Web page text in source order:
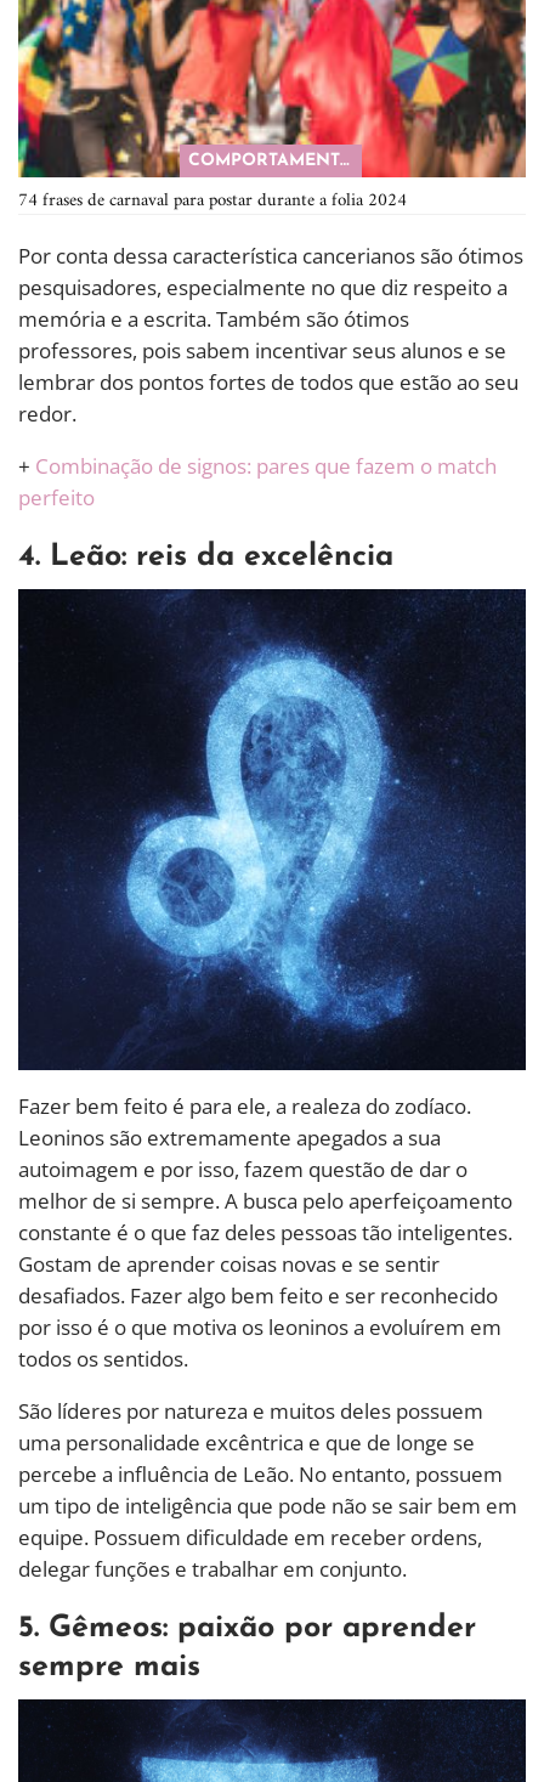
COMPORTAMENTO
74 frases de carnaval para postar durante a folia 2024
Por conta dessa característica cancerianos são ótimos
pesquisadores, especialmente no que diz respeito a
memória e a escrita. Também são ótimos
professores, pois sabem incentivar seus alunos e se
lembrar dos pontos fortes de todos que estão ao seu
redor.
+ Combinação de signos: pares que fazem o match
perfeito
4. Leão: reis da excelência
Fazer bem feito é para ele, a realeza do zodíaco.
Leoninos são extremamente apegados a sua
autoimagem e por isso, fazem questão de dar o
melhor de si sempre. A busca pelo aperfeiçoamento
constante é o que faz deles pessoas tão inteligentes.
Gostam de aprender coisas novas e se sentir
desafiados. Fazer algo bem feito e ser reconhecido
por isso é o que motiva os leoninos a evoluírem em
todos os sentidos.
São líderes por natureza e muitos deles possuem
uma personalidade excêntrica e que de longe se
percebe a influência de Leão. No entanto, possuem
um tipo de inteligência que pode não se sair bem em
equipe. Possuem dificuldade em receber ordens,
delegar funções e trabalhar em conjunto.
5. Gêmeos: paixão por aprender
sempre mais